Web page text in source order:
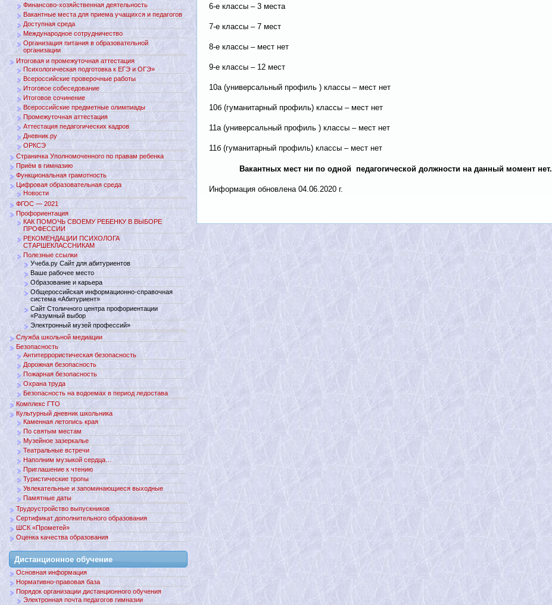
6-е классы – 3 места
7-е классы – 7 мест
8-е классы – мест нет
9-е классы – 12 мест
10а (универсальный профиль ) классы – мест нет
10б (гуманитарный профиль) классы – мест нет
11а (универсальный профиль ) классы – мест нет
11б (гуманитарный профиль) классы – мест нет
Вакантных мест ни по одной педагогической должности на данный момент нет.
Информация обновлена 04.06.2020 г.
Финансово-хозяйственная деятельность
Вакантные места для приема учащихся и педагогов
Доступная среда
Международное сотрудничество
Организация питания в образовательной
организации
Итоговая и промежуточная аттестация
Психологическая подготовка к ЕГЭ и ОГЭ»
Всероссийские проверочные работы
Итоговое собеседование
Итоговое сочинение
Всероссийские предметные олимпиады
Промежуточная аттестация
Аттестация педагогических кадров
Дневник.ру
ОРКСЭ
Страничка Уполномоченного по правам ребенка
Приём в гимназию
Функциональная грамотность
Цифровая образовательная среда
Новости
ФГОС — 2021
Профориентация
КАК ПОМОЧЬ СВОЕМУ РЕБЕНКУ В ВЫБОРЕ
ПРОФЕССИИ
РЕКОМЕНДАЦИИ ПСИХОЛОГА
СТАРШЕКЛАССНИКАМ
Полезные ссылки
Учеба.ру Сайт для абитуриентов
Ваше рабочее место
Образование и карьера
Общероссийская информационно-справочная
система «Абитуриент»
Сайт Столичного центра профориентации
«Разумный выбор
Электронный музей профессий»
Служба школьной медиации
Безопасность
Антитеррористическая безопасность
Дорожная безопасность
Пожарная безопасность
Охрана труда
Безопасность на водоемах в период ледостава
Комплекс ГТО
Культурный дневник школьника
Каменная летопись края
По святым местам
Музейное зазеркалье
Театральные встречи
Наполним музыкой сердца…
Приглашение к чтению
Туристические тропы
Увлекательные и запоминающиеся выходные
Памятные даты
Трудоустройство выпускников
Сертификат дополнительного образования
ШСК «Прометей»
Оценка качества образования
Дистанционное обучение
Основная информация
Нормативно-правовая база
Порядок организации дистанционного обучения
Электронная почта педагогов гимназии